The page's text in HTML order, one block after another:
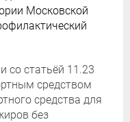
Московской
со статьёй 11.23
средством
средства для
без